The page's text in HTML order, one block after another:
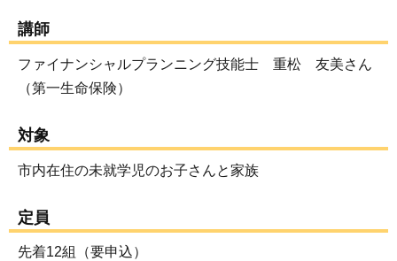
講師
ファイナンシャルプランニング技能士 重松 友美さん
（第一生命保険）
対象
市内在住の未就学児のお子さんと家族
定員
先着12組（要申込）